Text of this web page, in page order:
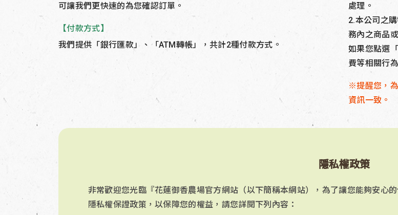
可讓我們更快速的為您確認訂單。
【付款方式】
我們提供「銀行匯款」、「ATM轉帳」，共計2種付款方式。
處理。
2.本公司之
務內之商品
如果您點選
費等相關行
※提醒您，
資訊一致。
隱私權政策
非常歡迎您光臨『花蓮御香農場官方網站（以下簡稱本網站），為了讓您能夠安心
隱私權保證政策，以保障您的權益，請您詳閱下列內容：